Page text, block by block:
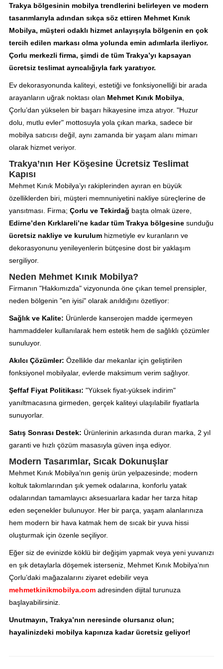
Trakya bölgesinin mobilya trendlerini belirleyen ve modern
tasarımlarıyla adından sıkça söz ettiren Mehmet Kınık
Mobilya, müşteri odaklı hizmet anlayışıyla bölgenin en çok
tercih edilen markası olma yolunda emin adımlarla ilerliyor.
Çorlu merkezli firma, şimdi de tüm Trakya’yı kapsayan
ücretsiz teslimat ayrıcalığıyla fark yaratıyor.
Ev dekorasyonunda kaliteyi, estetiği ve fonksiyonelliği bir arada
arayanların uğrak noktası olan Mehmet Kınık Mobilya,
Çorlu’dan yükselen bir başarı hikayesine imza atıyor. "Huzur
dolu, mutlu evler" mottosuyla yola çıkan marka, sadece bir
mobilya satıcısı değil, aynı zamanda bir yaşam alanı mimarı
olarak hizmet veriyor.
Trakya’nın Her Köşesine Ücretsiz Teslimat
Kapısı
Mehmet Kınık Mobilya’yı rakiplerinden ayıran en büyük
özelliklerden biri, müşteri memnuniyetini nakliye süreçlerine de
yansıtması. Firma; Çorlu ve Tekirdağ başta olmak üzere,
Edirne’den Kırklareli’ne kadar tüm Trakya bölgesinesunduğu
ücretsiz nakliye ve kurulumhizmetiyle ev kuranların ve
dekorasyonunu yenileyenlerin bütçesine dost bir yaklaşım
sergiliyor.
Neden Mehmet Kınık Mobilya?
Firmanın "Hakkımızda" vizyonunda öne çıkan temel prensipler,
neden bölgenin "en iyisi" olarak anıldığını özetliyor:
Sağlık ve Kalite: Ürünlerde kanserojen madde içermeyen
hammaddeler kullanılarak hem estetik hem de sağlıklı çözümler
sunuluyor.
Akılcı Çözümler: Özellikle dar mekanlar için geliştirilen
fonksiyonel mobilyalar, evlerde maksimum verim sağlıyor.
Şeffaf Fiyat Politikası: "Yüksek fiyat-yüksek indirim"
yanıltmacasına girmeden, gerçek kaliteyi ulaşılabilir fiyatlarla
sunuyorlar.
Satış Sonrası Destek: Ürünlerinin arkasında duran marka, 2 yıl
garanti ve hızlı çözüm masasıyla güven inşa ediyor.
Modern Tasarımlar, Sıcak Dokunuşlar
Mehmet Kınık Mobilya’nın geniş ürün yelpazesinde; modern
koltuk takımlarından şık yemek odalarına, konforlu yatak
odalarından tamamlayıcı aksesuarlara kadar her tarza hitap
eden seçenekler bulunuyor. Her bir parça, yaşam alanlarınıza
hem modern bir hava katmak hem de sıcak bir yuva hissi
oluşturmak için özenle seçiliyor.
Eğer siz de evinizde köklü bir değişim yapmak veya yeni yuvanızı
en şık detaylarla döşemek isterseniz, Mehmet Kınık Mobilya’nın
Çorlu’daki mağazalarını ziyaret edebilir veya
mehmetkinikmobilya.comadresinden dijital turunuza
başlayabilirsiniz.
Unutmayın, Trakya’nın neresinde olursanız olun;
hayalinizdeki mobilya kapınıza kadar ücretsiz geliyor!